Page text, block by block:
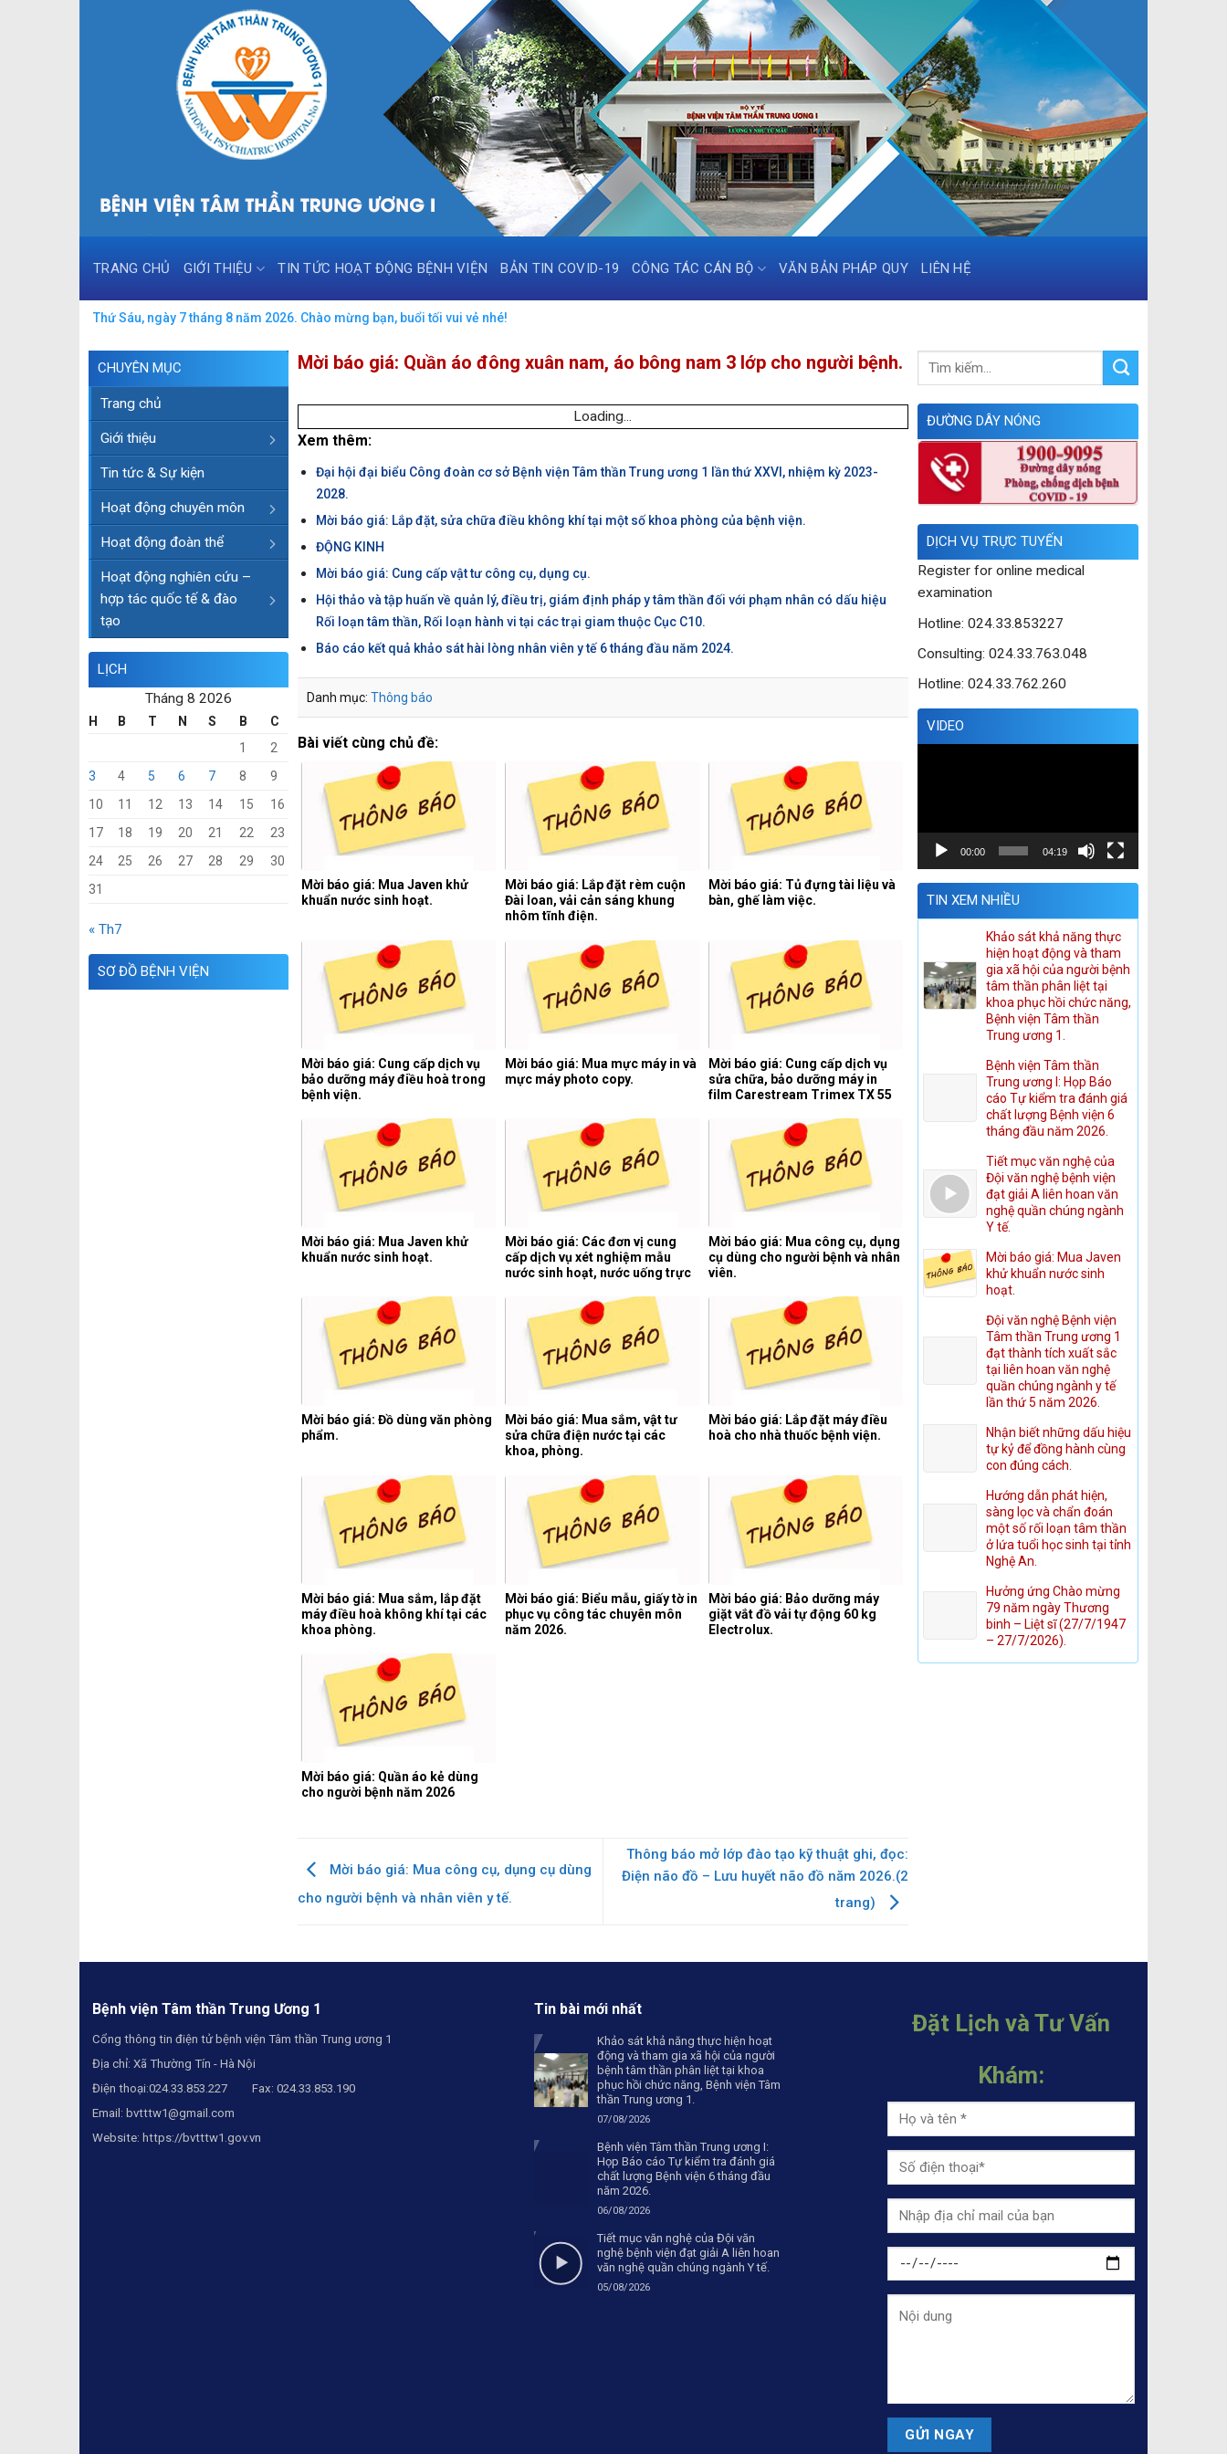
TRANG CHỦ GIỚI THIỆU TIN TỨC HOẠT ĐỘNG BỆNH VIỆN BẢN TIN COVID-19 CÔNG TÁC CÁN BỘ VĂN BẢN PHÁP QUY LIÊN HỆ
Thứ Sáu, ngày 7 tháng 8 năm 2026. Chào mừng bạn, buổi tối vui vẻ nhé!
CHUYÊN MỤC
Trang chủ
Giới thiệu
Tin tức & Sự kiện
Hoạt động chuyên môn
Hoạt động đoàn thể
Hoạt động nghiên cứu –
hợp tác quốc tế & đào
tạo
LỊCH
Tháng 8 2026
H B T N S B
C
1
2
3
4 5 6 7 8
9
10
11 12 13 14 15
16
17
18 19 20 21 22
23
24
25 26 27 28 29
30
31
« Th7
SƠ ĐỒ BỆNH VIỆN
Mời báo giá: Quần áo đông xuân nam, áo bông nam 3 lớp cho người bệnh.
Loading...
Xem thêm:
Đại hội đại biểu Công đoàn cơ sở Bệnh viện Tâm thần Trung ương 1 lần thứ XXVI, nhiệm kỳ 2023-
2028.
Mời báo giá: Lắp đặt, sửa chữa điều không khí tại một số khoa phòng của bệnh viện.
ĐỘNG KINH
Mời báo giá: Cung cấp vật tư công cụ, dụng cụ.
Hội thảo và tập huấn về quản lý, điều trị, giám định pháp y tâm thần đối với phạm nhân có dấu hiệu
Rối loạn tâm thần, Rối loạn hành vi tại các trại giam thuộc Cục C10.
Báo cáo kết quả khảo sát hài lòng nhân viên y tế 6 tháng đầu năm 2024.
Danh mục: Thông báo
Bài viết cùng chủ đề:
Mời báo giá: Mua Javen khử
khuẩn nước sinh hoạt.
Mời báo giá: Lắp đặt rèm cuộn
Đài loan, vải cản sáng khung
nhôm tĩnh điện.
Mời báo giá: Tủ đựng tài liệu và
bàn, ghế làm việc.
Mời báo giá: Cung cấp dịch vụ
bảo dưỡng máy điều hoà trong
bệnh viện.
Mời báo giá: Mua mực máy in và
mực máy photo copy.
Mời báo giá: Cung cấp dịch vụ
sửa chữa, bảo dưỡng máy in
film Carestream Trimex TX 55
Mời báo giá: Mua Javen khử
khuẩn nước sinh hoạt.
Mời báo giá: Các đơn vị cung
cấp dịch vụ xét nghiệm mẫu
nước sinh hoạt, nước uống trực
Mời báo giá: Mua công cụ, dụng
cụ dùng cho người bệnh và nhân
viên.
Mời báo giá: Đồ dùng văn phòng
phẩm.
Mời báo giá: Mua sắm, vật tư
sửa chữa điện nước tại các
khoa, phòng.
Mời báo giá: Lắp đặt máy điều
hoà cho nhà thuốc bệnh viện.
Mời báo giá: Mua sắm, lắp đặt
máy điều hoà không khí tại các
khoa phòng.
Mời báo giá: Biểu mẫu, giấy tờ in
phục vụ công tác chuyên môn
năm 2026.
Mời báo giá: Bảo dưỡng máy
giặt vắt đồ vải tự động 60 kg
Electrolux.
Mời báo giá: Quần áo kẻ dùng
cho người bệnh năm 2026
Mời báo giá: Mua công cụ, dụng cụ dùng
cho người bệnh và nhân viên y tế.
Thông báo mở lớp đào tạo kỹ thuật ghi, đọc:
Điện não đồ – Lưu huyết não đồ năm 2026.(2
trang)
ĐƯỜNG DÂY NÓNG
DỊCH VỤ TRỰC TUYẾN
Register for online medical
examination
Hotline: 024.33.853227
Consulting: 024.33.763.048
Hotline: 024.33.762.260
VIDEO
00:00 04:19
TIN XEM NHIỀU
Khảo sát khả năng thực
hiện hoạt động và tham
gia xã hội của người bệnh
tâm thần phân liệt tại
khoa phục hồi chức năng,
Bệnh viện Tâm thần
Trung ương 1.
Bệnh viện Tâm thần
Trung ương I: Họp Báo
cáo Tự kiểm tra đánh giá
chất lượng Bệnh viện 6
tháng đầu năm 2026.
Tiết mục văn nghệ của
Đội văn nghệ bệnh viện
đạt giải A liên hoan văn
nghệ quần chúng ngành
Y tế.
Mời báo giá: Mua Javen
khử khuẩn nước sinh
hoạt.
Đội văn nghệ Bệnh viện
Tâm thần Trung ương 1
đạt thành tích xuất sắc
tại liên hoan văn nghệ
quần chúng ngành y tế
lần thứ 5 năm 2026.
Nhận biết những dấu hiệu
tự kỷ để đồng hành cùng
con đúng cách.
Hướng dẫn phát hiện,
sàng lọc và chẩn đoán
một số rối loạn tâm thần
ở lứa tuổi học sinh tại tỉnh
Nghệ An.
Hưởng ứng Chào mừng
79 năm ngày Thương
binh – Liệt sĩ (27/7/1947
– 27/7/2026).
Bệnh viện Tâm thần Trung Ương 1
Cổng thông tin điện tử bệnh viện Tâm thần Trung ương 1
Địa chỉ: Xã Thường Tín - Hà Nội
Điện thoại:024.33.853.227 Fax: 024.33.853.190
Email: bvtttw1@gmail.com
Website: https://bvtttw1.gov.vn
Tin bài mới nhất
Khảo sát khả năng thực hiện hoạt
động và tham gia xã hội của người
bệnh tâm thần phân liệt tại khoa
phục hồi chức năng, Bệnh viện Tâm
thần Trung ương 1.
07/08/2026
Bệnh viện Tâm thần Trung ương I:
Họp Báo cáo Tự kiểm tra đánh giá
chất lượng Bệnh viện 6 tháng đầu
năm 2026.
06/08/2026
Tiết mục văn nghệ của Đội văn
nghệ bệnh viện đạt giải A liên hoan
văn nghệ quần chúng ngành Y tế.
05/08/2026
Đặt Lịch và Tư Vấn
Khám: